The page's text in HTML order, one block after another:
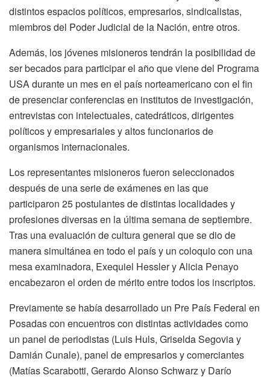
distintos espacios políticos, empresarios, sindicalistas,
miembros del Poder Judicial de la Nación, entre otros.
Además, los jóvenes misioneros tendrán la posibilidad de
ser becados para participar el año que viene del Programa
USA durante un mes en el país norteamericano con el fin
de presenciar conferencias en institutos de investigación,
entrevistas con intelectuales, catedráticos, dirigentes
políticos y empresariales y altos funcionarios de
organismos internacionales.
Los representantes misioneros fueron seleccionados
después de una serie de exámenes en las que
participaron 25 postulantes de distintas localidades y
profesiones diversas en la última semana de septiembre.
Tras una evaluación de cultura general que se dio de
manera simultánea en todo el país y un coloquio con una
mesa examinadora, Exequiel Hessler y Alicia Penayo
encabezaron el orden de mérito entre todos los inscriptos.
Previamente se había desarrollado un Pre País Federal en
Posadas con encuentros con distintas actividades como
un panel de periodistas (Luis Huls, Griselda Segovia y
Damián Cunale), panel de empresarios y comerciantes
(Matías Scarabotti, Gerardo Alonso Schwarz y Darío